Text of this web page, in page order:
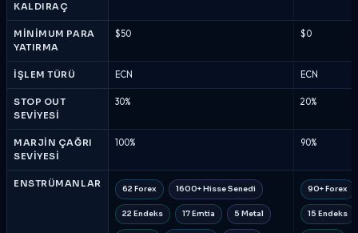
KALDIRAÇ
MINIMUM PARA
YATIRMA
$50 $0
İŞLEM TÜRÜ ECN ECN
STOP OUT
SEVIYESI
30% 20%
MARJIN ÇAĞRI
SEVIYESI
100% 90%
ENSTRÜMANLAR 62 Forex 1600+ Hisse Senedi
22 Endeks 17 Emtia 5 Metal
90+ Forex
15 Endeks